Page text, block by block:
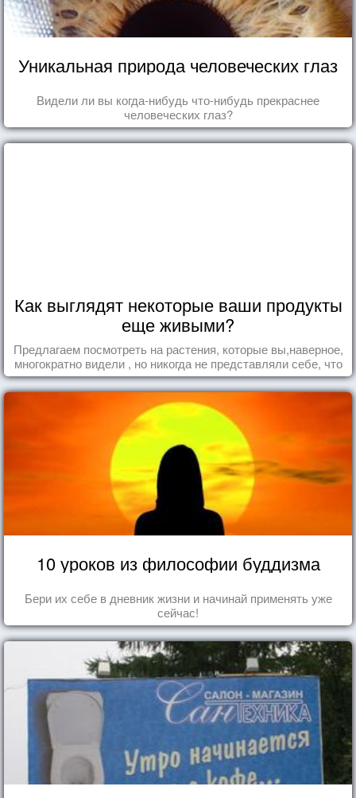
Уникальная природа человеческих глаз
Видели ли вы когда-нибудь что-нибудь прекраснее
человеческих глаз?
Как выглядят некоторые ваши продукты
еще живыми?
Предлагаем посмотреть на растения, которые вы,наверное,
многократно видели , но никогда не представляли себе, что
употребляете их в пищу.
10 уроков из философии буддизма
Бери их себе в дневник жизни и начинай применять уже
сейчас!